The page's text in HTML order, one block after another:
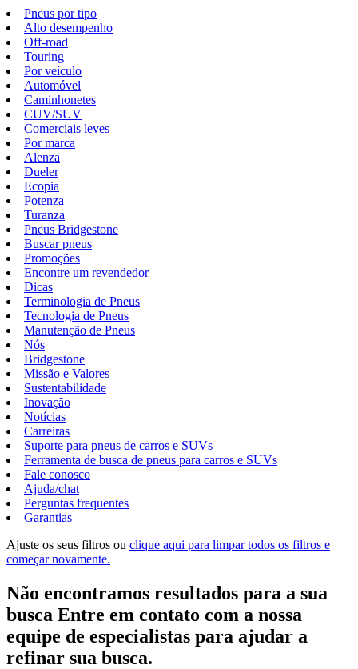
Pneus por tipo
Alto desempenho
Off-road
Touring
Por veículo
Automóvel
Caminhonetes
CUV/SUV
Comerciais leves
Por marca
Alenza
Dueler
Ecopia
Potenza
Turanza
Pneus Bridgestone
Buscar pneus
Promoções
Encontre um revendedor
Dicas
Terminologia de Pneus
Tecnologia de Pneus
Manutenção de Pneus
Nós
Bridgestone
Missão e Valores
Sustentabilidade
Inovação
Notícias
Carreiras
Suporte para pneus de carros e SUVs
Ferramenta de busca de pneus para carros e SUVs
Fale conosco
Ajuda/chat
Perguntas frequentes
Garantias
Ajuste os seus filtros ou clique aqui para limpar todos os filtros e
começar novamente.
Não encontramos resultados para a sua
busca Entre em contato com a nossa
equipe de especialistas para ajudar a
refinar sua busca.